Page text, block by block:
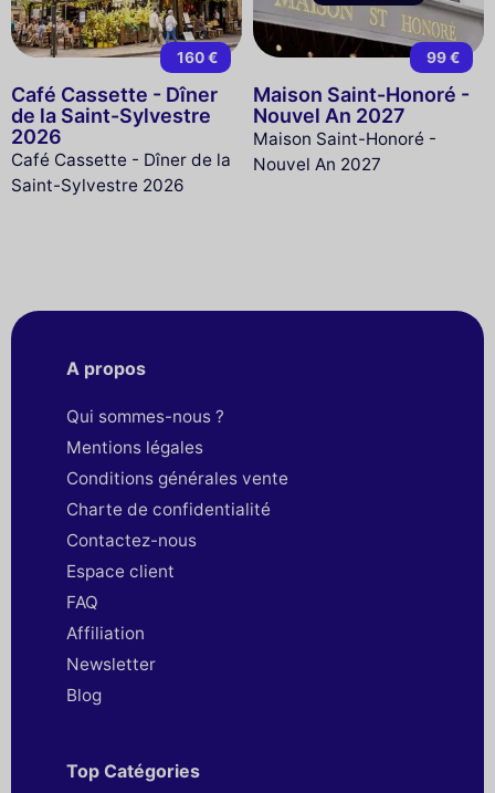
160 €
Café Cassette - Dîner
de la Saint-Sylvestre
2026
Café Cassette - Dîner de la
Saint-Sylvestre 2026
99 €
Maison Saint-Honoré -
Nouvel An 2027
Maison Saint-Honoré -
Nouvel An 2027
A propos
Qui sommes-nous ?
Mentions légales
Conditions générales vente
Charte de confidentialité
Contactez-nous
Espace client
FAQ
Affiliation
Newsletter
Blog
Top Catégories